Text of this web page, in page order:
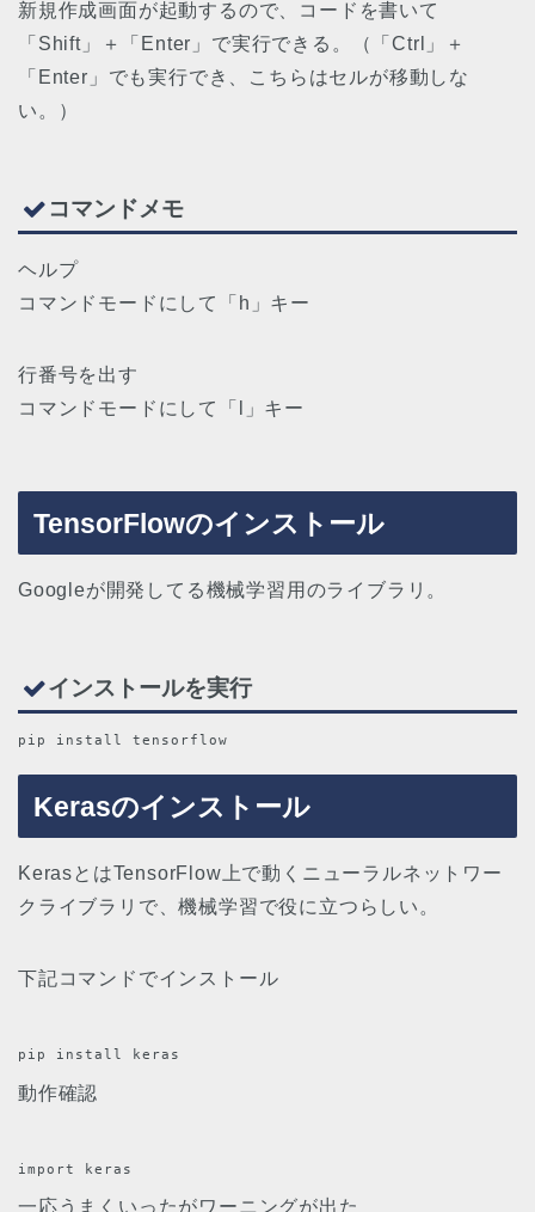
新規作成画面が起動するので、コードを書いて
「Shift」＋「Enter」で実行できる。（「Ctrl」＋
「Enter」でも実行でき、こちらはセルが移動しな
い。）
コマンドメモ
ヘルプ
コマンドモードにして「h」キー
行番号を出す
コマンドモードにして「l」キー
TensorFlowのインストール
Googleが開発してる機械学習用のライブラリ。
インストールを実行
pip install tensorflow
Kerasのインストール
KerasとはTensorFlow上で動くニューラルネットワー
クライブラリで、機械学習で役に立つらしい。
下記コマンドでインストール
pip install keras
動作確認
import keras
一応うまくいったがワーニングが出た